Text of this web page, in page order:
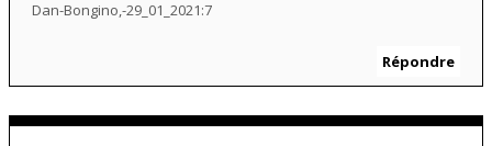
Dan-Bongino,-29_01_2021:7
Répondre